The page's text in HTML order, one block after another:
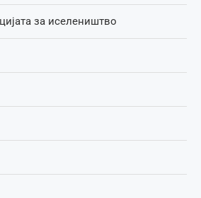
за иселеништво